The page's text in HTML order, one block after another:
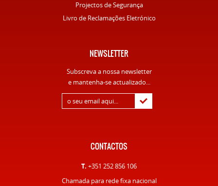
Projectos de Segurança
Livro de Reclamações Eletrónico
NEWSLETTER
Subscreva a nossa newsletter
e mantenha-se actualizado...
CONTACTOS
T. +351 252 856 106
Chamada para rede fixa nacional